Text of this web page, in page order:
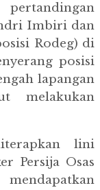
pertandingan
Imbiri dan
Rodeg) di
posisi
lapangan
melakukan
lini
Persija Osas